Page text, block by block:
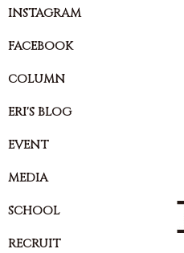
INSTAGRAM
FACEBOOK
COLUMN
ERI'S BLOG
EVENT
MEDIA
SCHOOL
RECRUIT